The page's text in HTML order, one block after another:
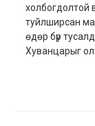
холбогдолтой
туйлширсан
өдөр бүр
Хуванцарыг